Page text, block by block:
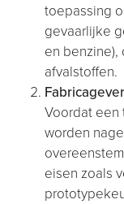
toepassing
gevaarlijke
en benzine),
afvalstoffen.
Voordat een
worden
eisen zoals